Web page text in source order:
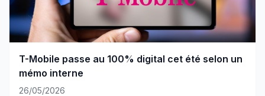
T-Mobile passe au 100% digital cet été selon un
mémo interne
26/05/2026